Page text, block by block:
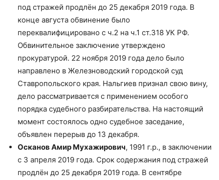
под стражей продлён до 25 декабря 2019 года. В
конце августа обвинение было
переквалифицировано с ч.2 на ч.1 ст.318 УК РФ.
Обвинительное заключение утверждено
прокуратурой. 22 ноября 2019 года дело было
направлено в Железноводский городской суд
Ставропольского края. Нальгиев признал свою вину,
дело рассматривается с применением особого
порядка судебного разбирательства. На настоящий
момент состоялось одно судебное заседание,
объявлен перерыв до 13 декабря.
Осканов Амир Мухажирович, 1991 г.р., в заключении
с 3 апреля 2019 года. Срок содержания под стражей
продлён до 25 декабря 2019 года. В сентябре